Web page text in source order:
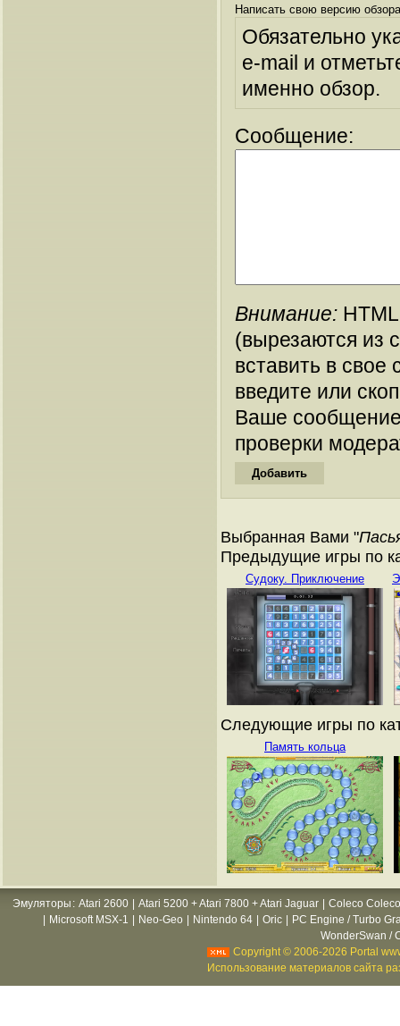
Написать свою версию
Обязательно
e-mail и
именно обзор.
Сообщение:
Внимание:
(вырезаются из
вставить в
введите или
Ваше
проверки
Выбранная Вами "
Предыдущие игры по
Судоку. Приключение
Следующие игры по
Память кольца
Эмуляторы : Atari 2600 Atari 5200 + Atari 7800 + Atari Jaguar
Coleco
Microsoft MSX-1 Neo-Geo Nintendo 64 Oric
PC Engine / Turbo
WonderSwan /
Copyright © 2006-2026 Portal
Использование материалов сайта